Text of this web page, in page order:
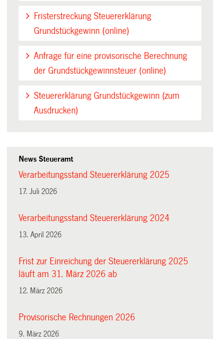
Fristerstreckung Steuererklärung
Grundstückgewinn (online)
Anfrage für eine provisorische Berechnung
der Grundstückgewinnsteuer (online)
Steuererklärung Grundstückgewinn (zum
Ausdrucken)
News Steueramt
Verarbeitungsstand Steuererklärung 2025
17. Juli 2026
Verarbeitungsstand Steuererklärung 2024
13. April 2026
Frist zur Einreichung der Steuererklärung 2025
läuft am 31. März 2026 ab
12. März 2026
Provisorische Rechnungen 2026
9. März 2026